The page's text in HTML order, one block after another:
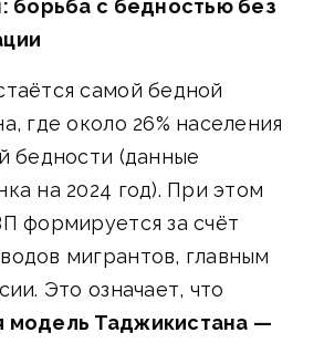
борьба с бедностью без
самой бедной
где около 26% населения
бедности (данные
на 2024 год). При этом
формируется за счёт
мигрантов, главным
Это означает, что
модель Таджикистана —